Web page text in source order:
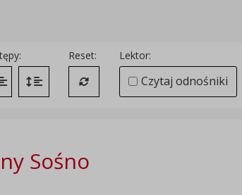
odstęp między literami
Zmień interlinię i margines między paragrafami
Reset:
Przywróć ustawienia domyślne
Lektor:
Czytaj odnośniki
Sośno